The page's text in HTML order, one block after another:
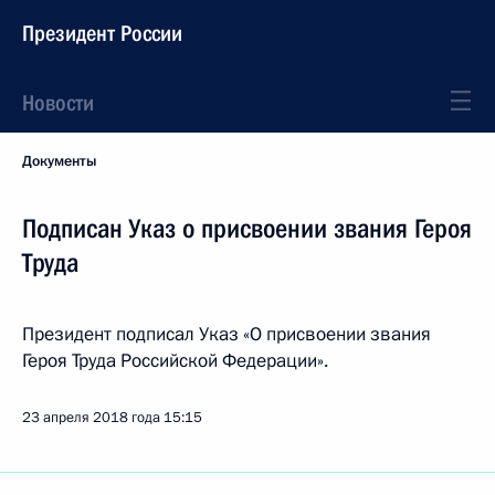
Президент России
Новости
Документы
Подписан Указ о присвоении звания Героя
Труда
Президент подписал Указ «О присвоении звания
Героя Труда Российской Федерации».
23 апреля 2018 года 15:15